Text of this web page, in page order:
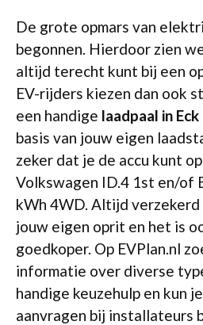
De grote opmars van
begonnen. Hierdoor zien
altijd terecht kunt bij een
EV-rijders kiezen dan ook
een handige laadpaal in
basis van jouw eigen
zeker dat je de accu kunt
Volkswagen ID.4 1st en/of
kWh 4WD. Altijd verzekerd
jouw eigen oprit en het is
goedkoper. Op EVPlan.nl
informatie over diverse
handige keuzehulp en kun
aanvragen bij installateurs